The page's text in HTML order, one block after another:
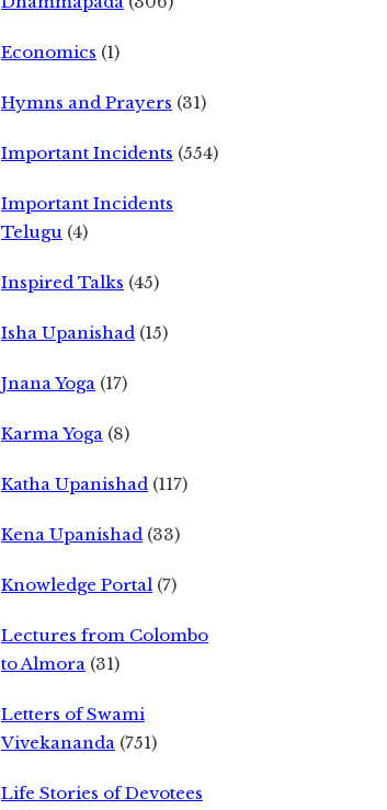
Economics (1)
Hymns and Prayers (31)
Important Incidents (554)
Important Incidents
Telugu (4)
Inspired Talks (45)
Isha Upanishad (15)
Jnana Yoga (17)
Karma Yoga (8)
Katha Upanishad (117)
Kena Upanishad (33)
Knowledge Portal (7)
Lectures from Colombo
to Almora (31)
Letters of Swami
Vivekananda (751)
Life Stories of Devotees